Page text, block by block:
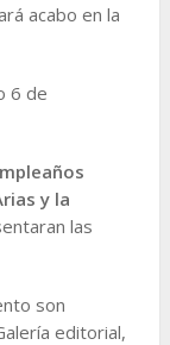
acabo en la
6 de
y la
las
son
editorial,